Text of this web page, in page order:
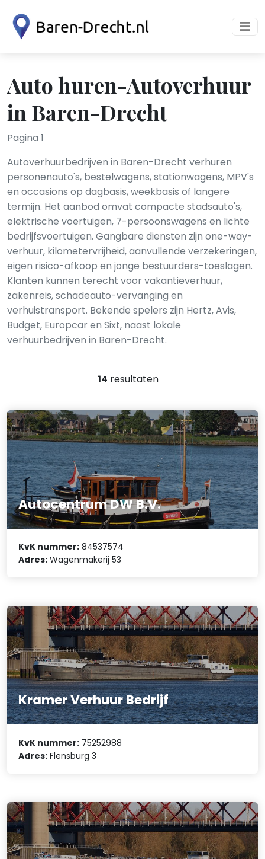
Auto huren-Autoverhuur
in Baren-Drecht
Pagina 1
Autoverhuurbedrijven in Baren-Drecht verhuren
personenauto's, bestelwagens, stationwagens, MPV's
en occasions op dagbasis, weekbasis of langere
termijn. Het aanbod omvat compacte stadsauto's,
elektrische voertuigen, 7-persoonswagens en lichte
bedrijfsvoertuigen. Gangbare diensten zijn one-way-
verhuur, kilometervrijheid, aanvullende verzekeringen,
eigen risico-afkoop en jonge bestuurders-toeslagen.
Klanten kunnen terecht voor vakantieverhuur,
zakenreis, schadeauto-vervanging en
verhuistransport. Bekende spelers zijn Hertz, Avis,
Budget, Europcar en Sixt, naast lokale
verhuurbedrijven in Baren-Drecht.
14 resultaten
Autocentrum DW B.V.
KvK nummer: 84537574
Adres: Wagenmakerij 53
Kramer Verhuur Bedrijf
KvK nummer: 75252988
Adres: Flensburg 3